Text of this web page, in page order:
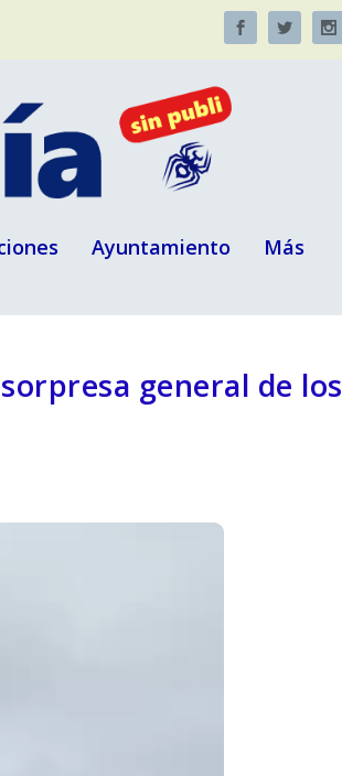
Ayuntamiento Más
general de los